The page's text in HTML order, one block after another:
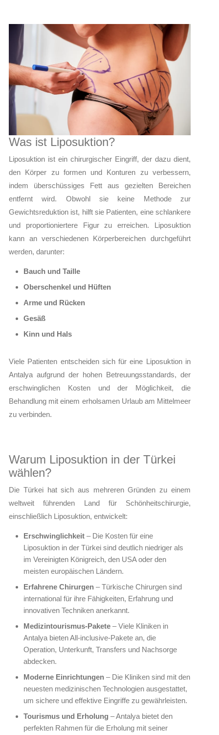
Was ist Liposuktion?
Liposuktion ist ein chirurgischer Eingriff, der dazu dient,
den Körper zu formen und Konturen zu verbessern,
indem überschüssiges Fett aus gezielten Bereichen
entfernt wird. Obwohl sie keine Methode zur
Gewichtsreduktion ist, hilft sie Patienten, eine schlankere
und proportioniertere Figur zu erreichen. Liposuktion
kann an verschiedenen Körperbereichen durchgeführt
werden, darunter:
Bauch und Taille
Oberschenkel und Hüften
Arme und Rücken
Gesäß
Kinn und Hals
Viele Patienten entscheiden sich für eine Liposuktion in
Antalya aufgrund der hohen Betreuungsstandards, der
erschwinglichen Kosten und der Möglichkeit, die
Behandlung mit einem erholsamen Urlaub am Mittelmeer
zu verbinden.
Warum Liposuktion in der Türkei
wählen?
Die Türkei hat sich aus mehreren Gründen zu einem
weltweit führenden Land für Schönheitschirurgie,
einschließlich Liposuktion, entwickelt:
Erschwinglichkeit – Die Kosten für eine
Liposuktion in der Türkei sind deutlich niedriger als
im Vereinigten Königreich, den USA oder den
meisten europäischen Ländern.
Erfahrene Chirurgen – Türkische Chirurgen sind
international für ihre Fähigkeiten, Erfahrung und
innovativen Techniken anerkannt.
Medizintourismus-Pakete – Viele Kliniken in
Antalya bieten All-inclusive-Pakete an, die
Operation, Unterkunft, Transfers und Nachsorge
abdecken.
Moderne Einrichtungen – Die Kliniken sind mit den
neuesten medizinischen Technologien ausgestattet,
um sichere und effektive Eingriffe zu gewährleisten.
Tourismus und Erholung – Antalya bietet den
perfekten Rahmen für die Erholung mit seiner